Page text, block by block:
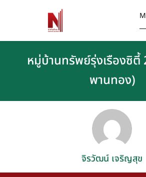
หมู่บ้านทรัพย์รุ่งเรืองซิตี้
พานทอง)
จิรวัฒน์ เจริญสุข